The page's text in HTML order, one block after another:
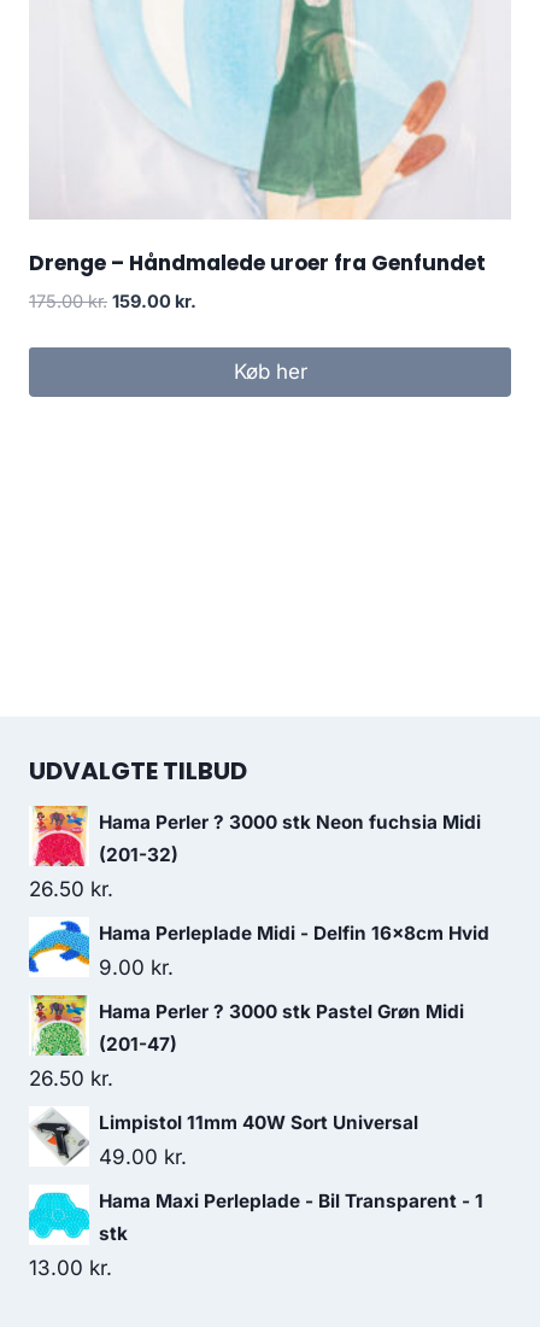
Drenge – Håndmalede uroer fra Genfundet
175.00kr. 159.00 kr.
Køb her
UDVALGTE TILBUD
Hama Perler ? 3000 stk Neon fuchsia Midi
(201-32)
26.50 kr.
Hama Perleplade Midi - Delfin 16x8cm Hvid
9.00 kr.
Hama Perler ? 3000 stk Pastel Grøn Midi
(201-47)
26.50 kr.
Limpistol 11mm 40W Sort Universal
49.00 kr.
Hama Maxi Perleplade - Bil Transparent - 1
stk
13.00 kr.